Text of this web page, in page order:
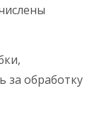
за обработку